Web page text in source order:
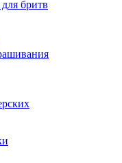
бритв